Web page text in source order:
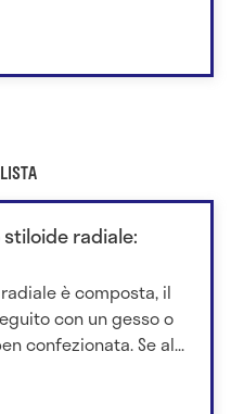
radiale:
è composta, il
con un gesso o
confezionata. Se al...